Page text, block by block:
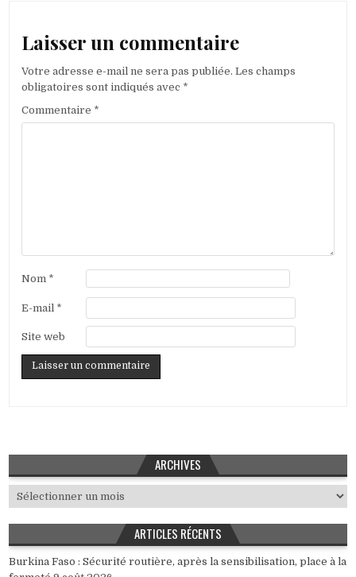
Laisser un commentaire
Votre adresse e-mail ne sera pas publiée. Les champs
obligatoires sont indiqués avec *
Commentaire *
Nom *
E-mail *
Site web
ARCHIVES
Archives
ARTICLES RÉCENTS
Burkina Faso : Sécurité routière, après la sensibilisation, place à la